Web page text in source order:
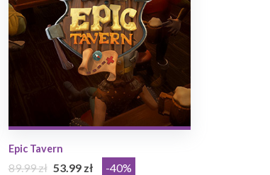
Epic Tavern
89.99 zł 53.99 zł -40%